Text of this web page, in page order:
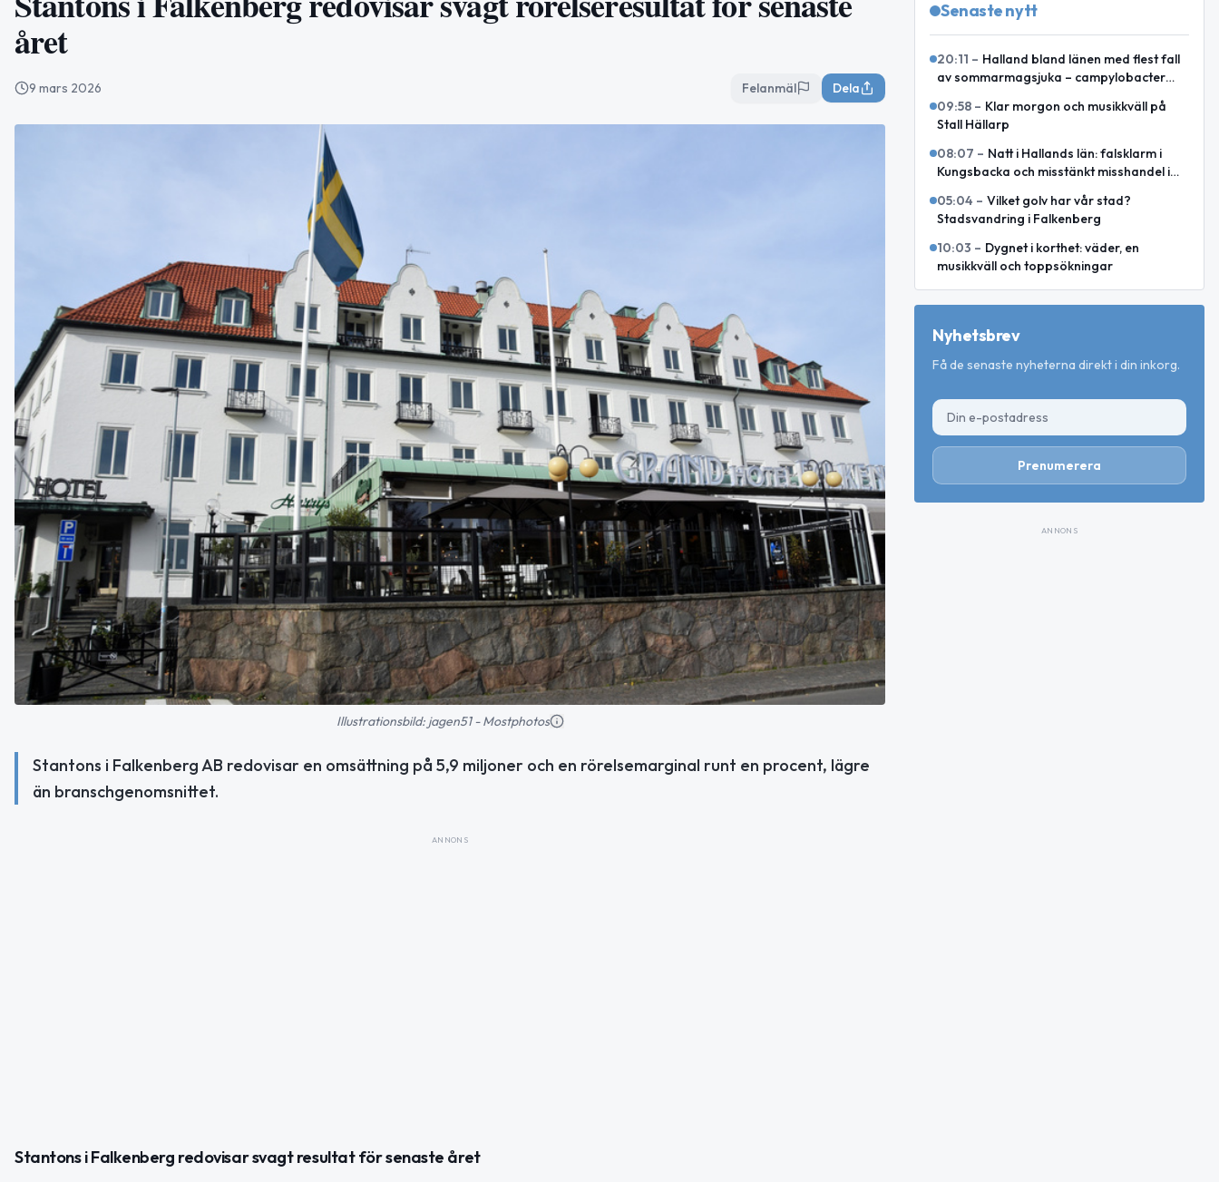
året
9 mars 2026 Felanmäl Dela
Illustrationsbild: jagen51 - Mostphotos
Stantons i Falkenberg AB redovisar en omsättning på 5,9 miljoner och en rörelsemarginal runt en procent, lägre
än branschgenomsnittet.
ANNONS
Stantons i Falkenberg redovisar svagt resultat för senaste året
Senaste nytt
20:11 – Halland bland länen med flest fall
av sommarmagsjuka – campylobacter
09:58 – Klar morgon och musikkväll på
Stall Hällarp
08:07 – Natt i Hallands län: falsklarm i
Kungsbacka och misstänkt misshandel i
05:04 – Vilket golv har vår stad?
Stadsvandring i Falkenberg
10:03 – Dygnet i korthet: väder, en
musikkväll och toppsökningar
Nyhetsbrev
Få de senaste nyheterna direkt i din inkorg.
Prenumerera
ANNONS